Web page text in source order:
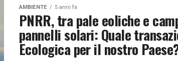
AMBIENTE 5 anni fa
PNRR, tra pale eoliche e
pannelli solari: Quale
Ecologica per il nostro